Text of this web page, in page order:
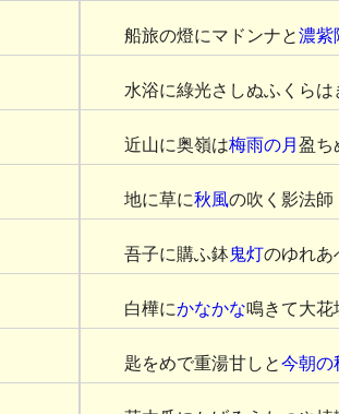
船旅の燈にマドンナと濃紫
水浴に綠光さしぬふくらは
近山に奥嶺は梅雨の月盈ち
地に草に秋風の吹く影法師
吾子に購ふ鉢鬼灯のゆれあ
白樺にかなかな鳴きて大花
匙をめで重湯甘しと今朝の